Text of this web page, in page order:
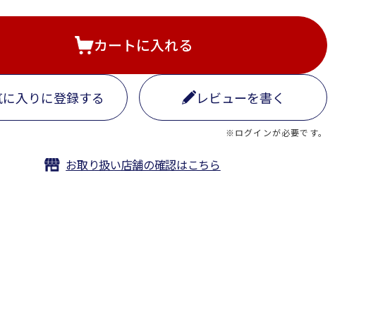
カートに入れる
入りに登録する レビューを書く
※ログインが必要です。
お取り扱い店舗の確認はこちら